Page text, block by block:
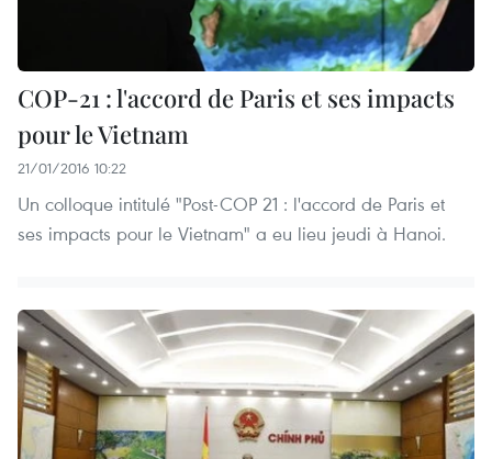
COP-21 : l'accord de Paris et ses ​impacts
pour le Vietnam
21/01/2016 10:22
Un colloque intitulé "Post-COP 21 : l'accord de Paris et
ses impacts pour le Vietnam" a eu lieu jeudi à Hanoi.